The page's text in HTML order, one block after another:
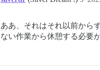
ああ、それはそれ以前から
ない作業から休憩する必要